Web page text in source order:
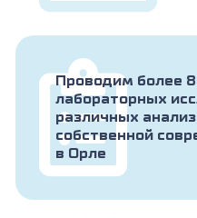
Проводим более
лабораторных
различных
собственной
в Орле